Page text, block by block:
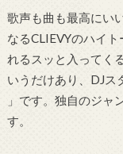
歌声も曲も最高にい
なるCLIEVYのハイ
れるスッと入ってく
いうだけあり、DJス
」です。独自のジャ
す。